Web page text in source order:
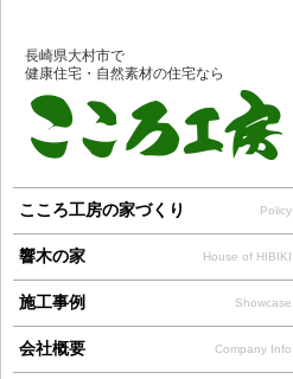
長崎県大村市で
健康住宅・自然素材の住宅なら
こころ工房の家づくり Policy
響木の家 House of HIBIKI
施工事例 Showcase
会社概要 Company Info